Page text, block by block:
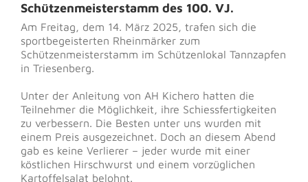
Schützenmeisterstamm des 100. VJ.
Am Freitag, dem 14. März 2025, trafen sich die
sportbegeisterten Rheinmärker zum
Schützenmeisterstamm im Schützenlokal Tannzapfen
in Triesenberg.
Unter der Anleitung von AH Kichero hatten die
Teilnehmer die Möglichkeit, ihre Schiessfertigkeiten
zu verbessern. Die Besten unter uns wurden mit
einem Preis ausgezeichnet. Doch an diesem Abend
gab es keine Verlierer – jeder wurde mit einer
köstlichen Hirschwurst und einem vorzüglichen
Kartoffelsalat belohnt.